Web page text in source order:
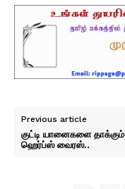
Previous article
குட்டி யானைகளை தாக்கும்
ஹெர்ப்ஸ் வைரஸ்..